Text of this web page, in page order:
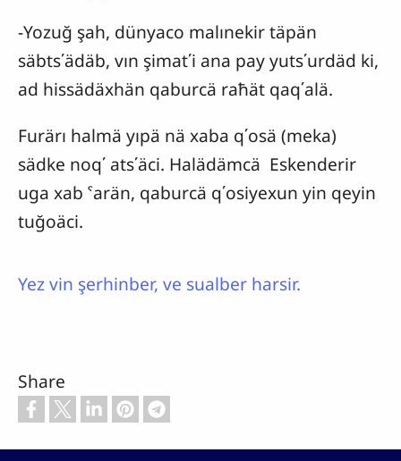
-Yozuğ şah, dünyaco malınekir täpän
säbts΄ädäb, vın şimat΄i ana pay yuts΄urdäd ki,
ad hissädäxhän qaburcä raħät qaq΄alä.
Furärı halmä yıpä nä xaba q΄osä (meka)
sädke noq΄ ats΄äci. Halädämcä Eskenderir
uga xab ˁarän, qaburcä q΄osiyexun yin qeyin
tuğoäci.
Yez vin şerhinber, ve sualber harsir.
Share